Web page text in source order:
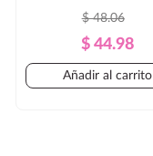
Precio
Regular
$ 48.06
Precio
$ 44.98
Añadir al carrito